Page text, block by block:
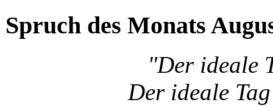
Spruch des Monats
"Der ideale
Der ideale